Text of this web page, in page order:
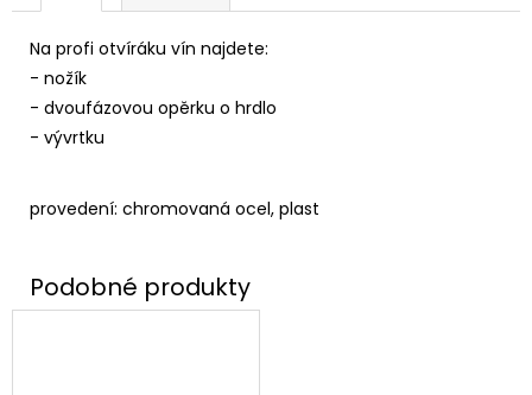
Na profi otvíráku vín najdete:
- nožík
- dvoufázovou opěrku o hrdlo
- vývrtku
provedení: chromovaná ocel, plast